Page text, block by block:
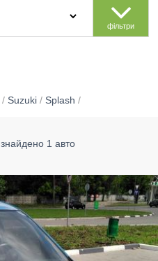
фільтри
/ Suzuki / Splash /
знайдено 1 авто